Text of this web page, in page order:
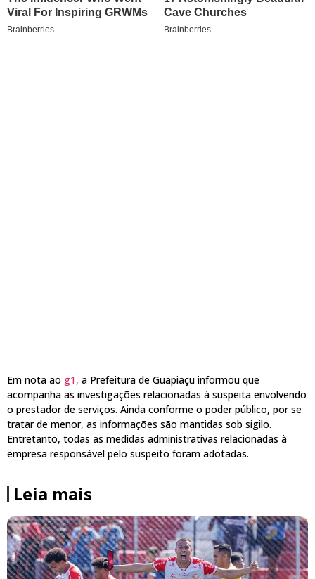
Em nota ao g1, a Prefeitura de Guapiaçu informou que
acompanha as investigações relacionadas à suspeita envolvendo
o prestador de serviços. Ainda conforme o poder público, por se
tratar de menor, as informações são mantidas sob sigilo.
Entretanto, todas as medidas administrativas relacionadas à
empresa responsável pelo suspeito foram adotadas.
Leia mais